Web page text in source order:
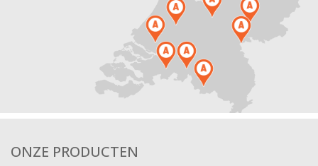
ONZE PRODUCTEN